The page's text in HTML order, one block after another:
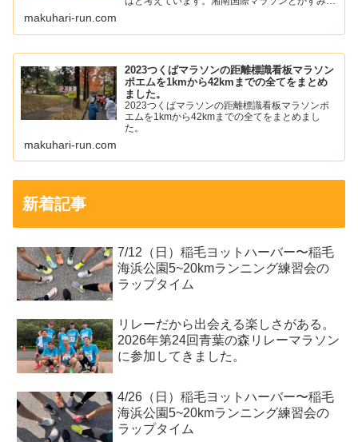
の痛みが落ち着いて...
makuhari-run.com
2023つくばマラソンの距離標識看板マラソン
ポエムを1kmから42kmまでの全てをまとめ
ました。
2023つくばマラソンの距離標識看板マラソンポ
エムを1kmから42kmまでの全てをまとめまし
た。
makuhari-run.com
新着記事
7/12（日）稲毛ヨットハーバー〜稲毛
海浜公園5~20kmランニング練習会の
ラップタイム
リレーだから出会える楽しさがある。
2026年第24回青葉の森リレーマラソン
に参加してきました。
4/26（日）稲毛ヨットハーバー〜稲毛
海浜公園5~20kmランニング練習会の
ラップタイム